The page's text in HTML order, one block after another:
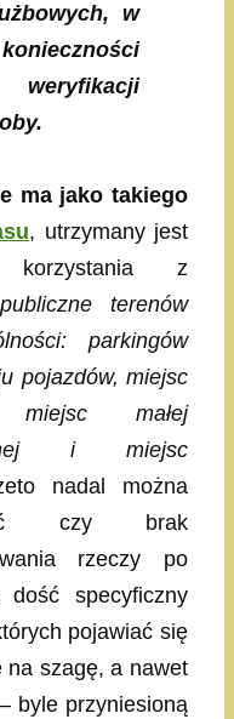
w
ma jako takiego
, utrzymany jest
korzystania z
terenów
parkingów
pojazdów, miejsc
małej
i miejsc
nadal można
czy brak
rzeczy po
dość specyficzny
pojawiać się
na szagę, a nawet
byle przyniesioną